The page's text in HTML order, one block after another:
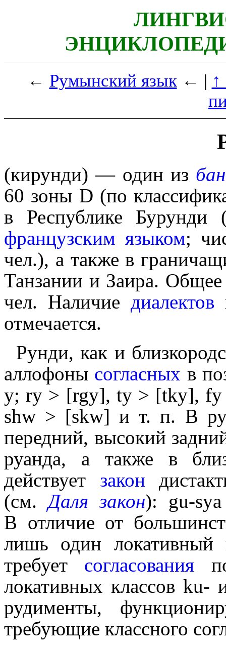
← Румынский язык← |
(кирунди) — один из
60 зоны D (по
в Республике Бурунди
французским языком;
чел.), а также в
Танзании и Заира.
чел. Наличие диалектов
отмечается.
Рунди, как и
аллофоны согласных в
y; ry > [rgy], ty > [tky], fy
shw > [skw] и т. п. В
передний, высокий
руанда, а также в
действует закон
(см.Даля закон): gu-
В отличие от
лишь один локативный
требует согласования
локатив­ных классов ku-
рудименты,
требующие классного